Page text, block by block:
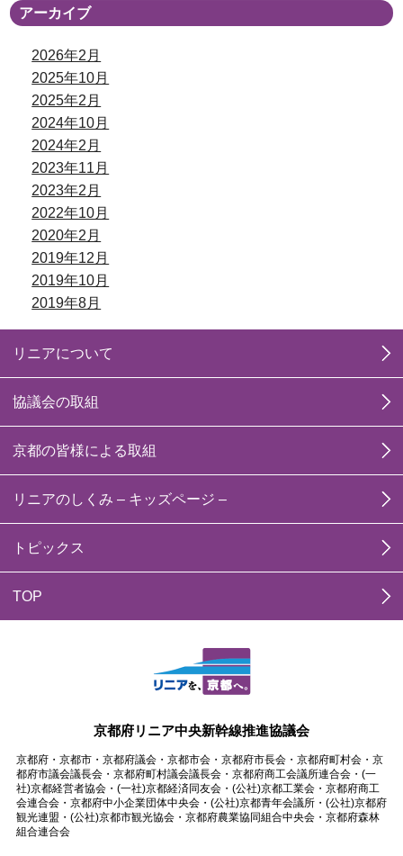
アーカイブ
2026年2月
2025年10月
2025年2月
2024年10月
2024年2月
2023年11月
2023年2月
2022年10月
2020年2月
2019年12月
2019年10月
2019年8月
リニアについて
協議会の取組
京都の皆様による取組
リニアのしくみ – キッズページ –
トピックス
TOP
京都府リニア中央新幹線推進協議会
京都府・京都市・京都府議会・京都市会・京都府市長会・京都府町村会・京
都府市議会議長会・京都府町村議会議長会・京都府商工会議所連合会・(一
社)京都経営者協会・(一社)京都経済同友会・(公社)京都工業会・京都府商工
会連合会・京都府中小企業団体中央会・(公社)京都青年会議所・(公社)京都府
観光連盟・(公社)京都市観光協会・京都府農業協同組合中央会・京都府森林
組合連合会